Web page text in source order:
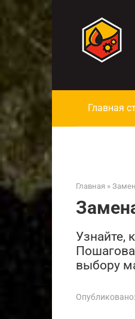
контенту
Главная
Главная »
Узнайте,
выбору
Опубликовано: